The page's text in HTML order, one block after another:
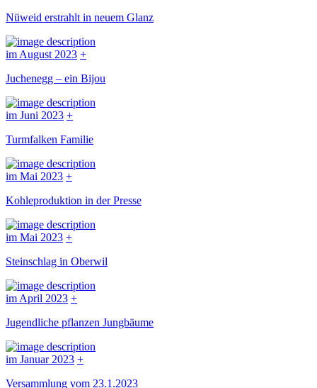
Nüweid erstrahlt in neuem Glanz
im August 2023 +
Juchenegg – ein Bijou
im Juni 2023 +
Turmfalken Familie
im Mai 2023 +
Kohleproduktion in der Presse
im Mai 2023 +
Steinschlag in Oberwil
im April 2023 +
Jugendliche pflanzen Jungbäume
im Januar 2023 +
Versammlung vom 23.1.2023